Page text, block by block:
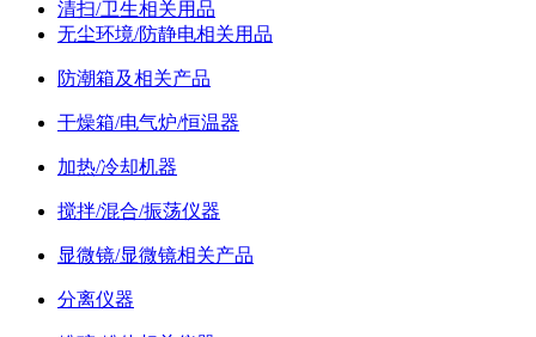
清扫/卫生相关用品
无尘环境/防静电相关用品
防潮箱及相关产品
干燥箱/电气炉/恒温器
加热/冷却机器
搅拌/混合/振荡仪器
显微镜/显微镜相关产品
分离仪器